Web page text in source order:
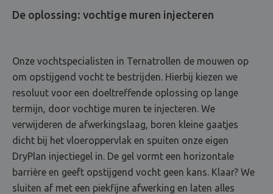
De oplossing: vochtige muren injecteren
Onze vochtspecialisten in Ternatrollen de mouwen op
om opstijgend vocht te bestrijden. Hierbij kiezen we
resoluut voor een doeltreffende oplossing op lange
termijn, door vochtige muren te injecteren. We
verwijderen de afwerkingslaag, boren kleine gaatjes
dicht bij het vloeroppervlak en spuiten onze eigen
DryPlan injectiegel in. De gel vormt een horizontale
barrière en geeft opstijgend vocht geen kans. Klaar? We
sluiten af met een piekfijne afwerking en laten alles